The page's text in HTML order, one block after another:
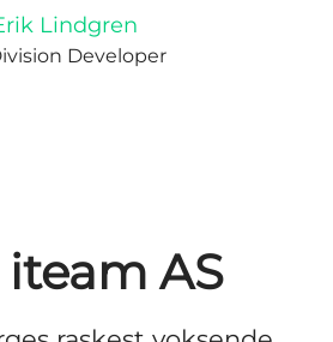
Lindgren
Developer
AS